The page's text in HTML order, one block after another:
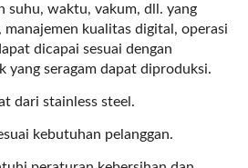
suhu, waktu, vakum, dll. yang
kualitas digital, operasi
dicapai sesuai dengan
yang seragam dapat diproduksi.
dari stainless steel.
kebutuhan pelanggan.